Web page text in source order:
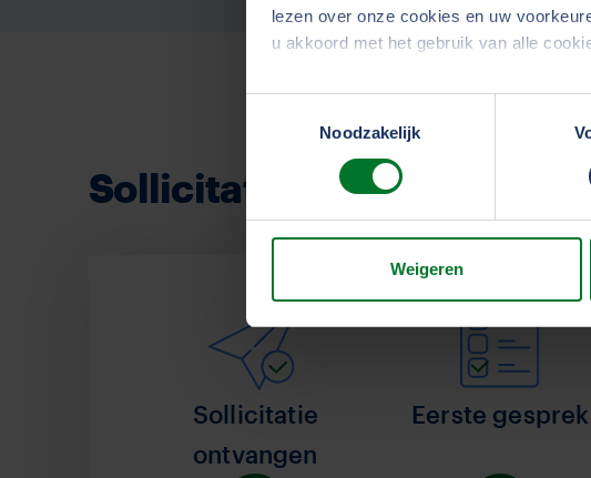
lezen over onze cookies en uw
u akkoord met het gebruik van alle
We werken samen met die
Noodzakelijk
Weigeren
Sollicitatieprocedure
Sollicitatie
ontvangen
Eerste gesprek